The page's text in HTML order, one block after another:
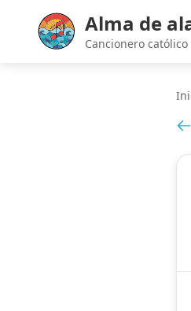
Alma de
Cancionero católico